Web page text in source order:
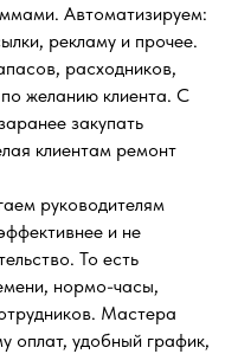
Автоматизируем:
рекламу и прочее.
расходников,
желанию клиента. С
закупать
клиентам ремонт
руководителям
и не
То есть
нормо-часы,
Мастера
оплат, удобный график,